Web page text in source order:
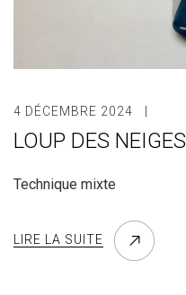
4 DÉCEMBRE 2024
LOUP DES NEIGES
Technique mixte
LIRE LA SUITE